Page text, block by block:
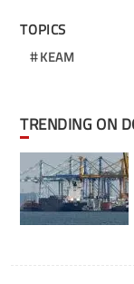
TOPICS
KEAM
TRENDING ON